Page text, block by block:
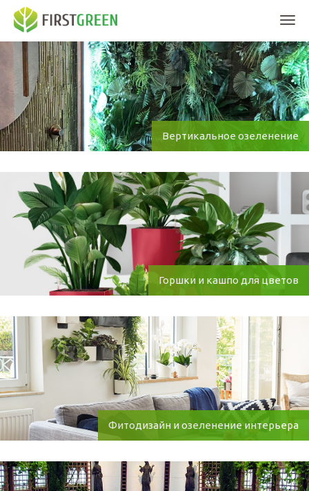
Вертикальное озеленение
Горшки и кашпо для цветов
Фитодизайн и озеленение интерьера